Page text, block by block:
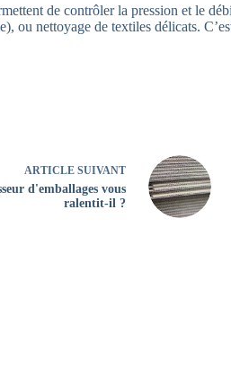
de contrôler la pression et le
ou nettoyage de textiles délicats.
ARTICLE SUIVANT
d'emballages vous
ralentit-il ?